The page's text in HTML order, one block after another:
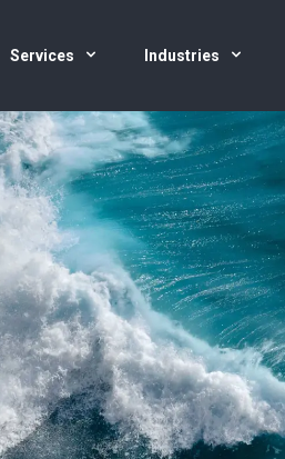
Services Industries